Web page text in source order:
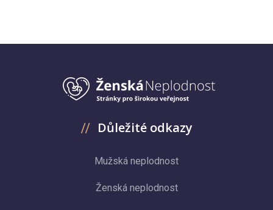
Důležité odkazy
Mužská neplodnost
Ženská neplodnost